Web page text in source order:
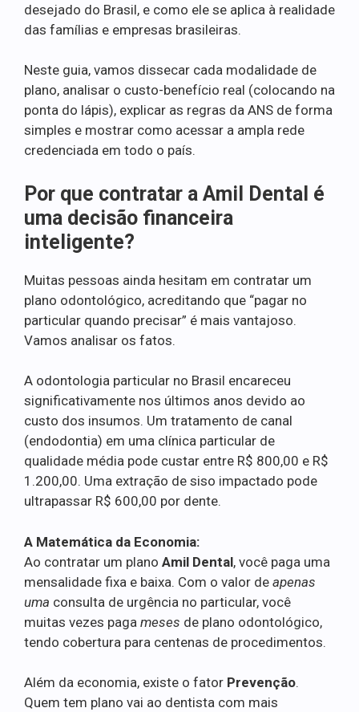
desejado do Brasil, e como ele se aplica à realidade
das famílias e empresas brasileiras.
Neste guia, vamos dissecar cada modalidade de
plano, analisar o custo-benefício real (colocando na
ponta do lápis), explicar as regras da ANS de forma
simples e mostrar como acessar a ampla rede
credenciada em todo o país.
Por que contratar a Amil Dental é
uma decisão financeira
inteligente?
Muitas pessoas ainda hesitam em contratar um
plano odontológico, acreditando que “pagar no
particular quando precisar” é mais vantajoso.
Vamos analisar os fatos.
A odontologia particular no Brasil encareceu
significativamente nos últimos anos devido ao
custo dos insumos. Um tratamento de canal
(endodontia) em uma clínica particular de
qualidade média pode custar entre R$ 800,00 e R$
1.200,00. Uma extração de siso impactado pode
ultrapassar R$ 600,00 por dente.
A Matemática da Economia:
Ao contratar um plano Amil Dental, você paga uma
mensalidade fixa e baixa. Com o valor de apenas
uma consulta de urgência no particular, você
muitas vezes paga meses de plano odontológico,
tendo cobertura para centenas de procedimentos.
Além da economia, existe o fator Prevenção.
Quem tem plano vai ao dentista com mais